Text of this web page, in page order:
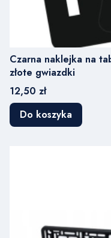
Czarna naklejka na
złote gwiazdki
Cena
12,50 zł
Do koszyka